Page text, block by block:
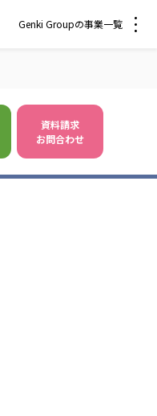
Genki Groupの事業一覧
資料請求
お問合わせ